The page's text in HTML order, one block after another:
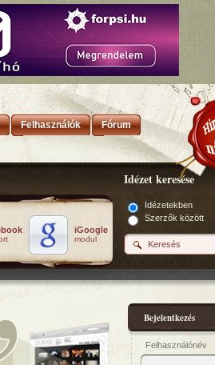
Felhasználók Fórum
iGoogle
modul
Idézet keresése
Idézetekben
Szerzők között
Bejelentkezés
Felhasználónév